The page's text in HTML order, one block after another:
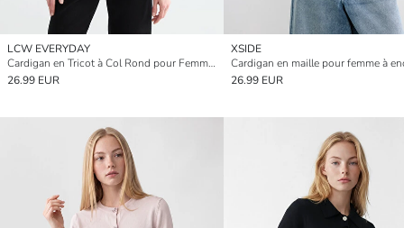
LCW EVERYDAY
Cardigan en Tricot à Col Rond pour Femmes
26.99 EUR
XSIDE
26.99 EUR